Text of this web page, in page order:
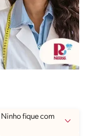
fique com